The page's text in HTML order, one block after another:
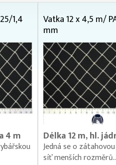
1,4
4 m
Vatka 12 x 4,5 m/
mm
Délka 12 m, hl.
Jedná se o
síť menších